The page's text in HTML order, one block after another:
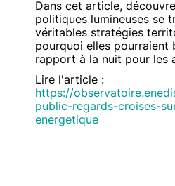
Dans cet article,
politiques lumineuses se
véritables stratégies
pourquoi elles pourraient
rapport à la nuit pour les
Lire l'article :
https://
public-regards-croises-
energetique